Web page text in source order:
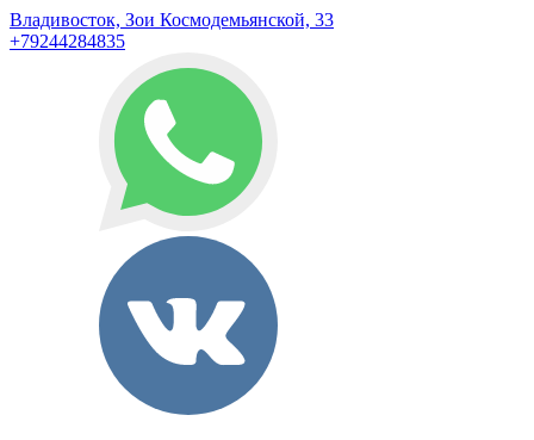
Владивосток, Зои Космодемьянской, 33
+79244284835